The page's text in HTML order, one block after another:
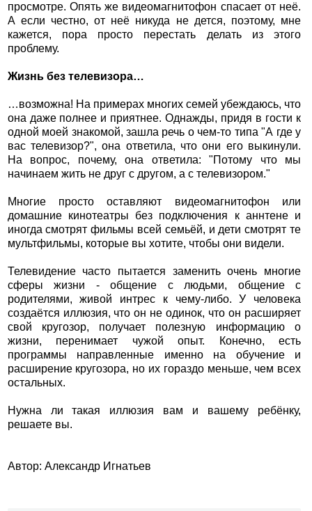
просмотре. Опять же видеомагнитофон спасает от неё.
А если честно, от неё никуда не дется, поэтому, мне
кажется, пора просто перестать делать из этого
проблему.
Жизнь без телевизора…
…возможна! На примерах многих семей убеждаюсь, что
она даже полнее и приятнее. Однажды, придя в гости к
одной моей знакомой, зашла речь о чем-то типа "А где у
вас телевизор?", она ответила, что они его выкинули.
На вопрос, почему, она ответила: "Потому что мы
начинаем жить не друг с другом, а с телевизором."
Многие просто оставляют видеомагнитофон или
домашние кинотеатры без подключения к аннтене и
иногда смотрят фильмы всей семьёй, и дети смотрят те
мультфильмы, которые вы хотите, чтобы они видели.
Телевидение часто пытается заменить очень многие
сферы жизни - общение с людьми, общение с
родителями, живой интрес к чему-либо. У человека
создаётся иллюзия, что он не одинок, что он расширяет
свой кругозор, получает полезную информацию о
жизни, перенимает чужой опыт. Конечно, есть
программы направленные именно на обучение и
расширение кругозора, но их гораздо меньше, чем всех
остальных.
Нужна ли такая иллюзия вам и вашему ребёнку,
решаете вы.
Автор: Александр Игнатьев